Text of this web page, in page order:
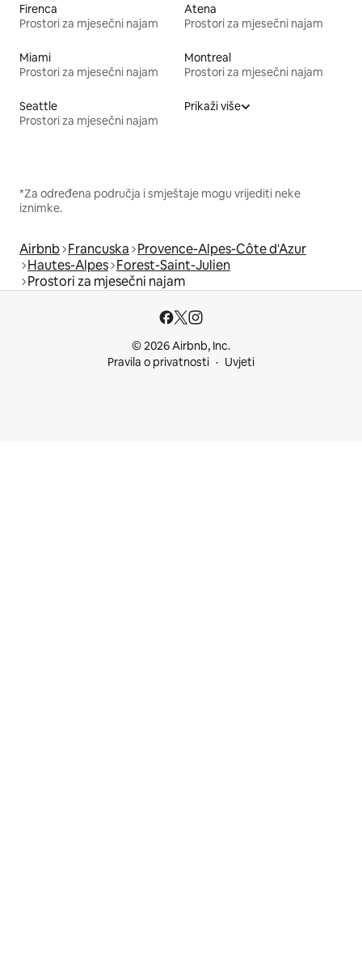
Firenca
Prostori za mjesečni najam
Atena
Prostori za mjesečni najam
Miami
Prostori za mjesečni najam
Montreal
Prostori za mjesečni najam
Seattle
Prostori za mjesečni najam
Prikaži više
*Za određena područja i smještaje mogu vrijediti neke
iznimke.
Airbnb Francuska Provence-Alpes-Côte d'Azur
Hautes-Alpes Forest-Saint-Julien
Prostori za mjesečni najam
© 2026 Airbnb, Inc.
Pravila o privatnosti
Uvjeti